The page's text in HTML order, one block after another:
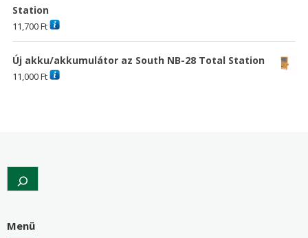
Station
11,700Ft
Új akku/akkumulátor az South NB-28 Total Station
11,000Ft
Search
Menü